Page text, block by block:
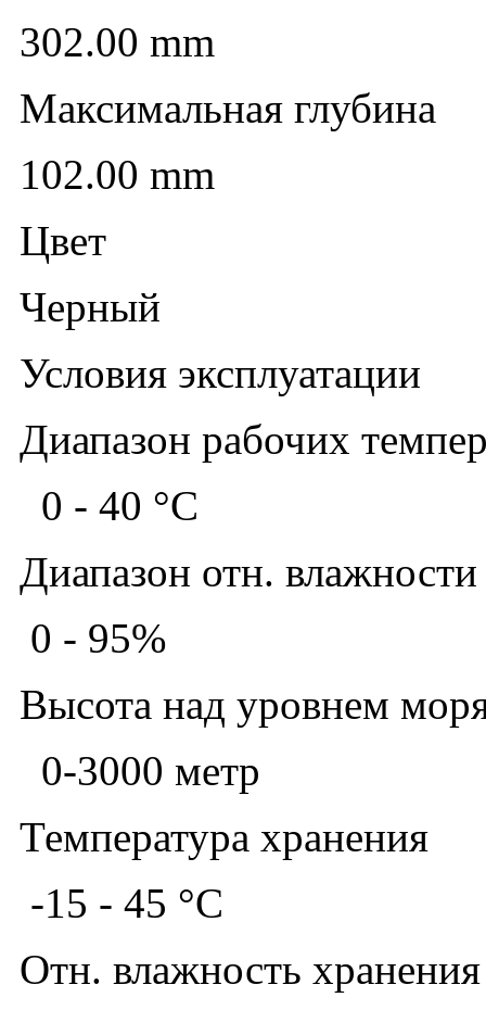
302.00 mm
Максимальная глубина
102.00 mm
Цвет
Черный
Условия эксплуатации
Диапазон рабочих
0 - 40 °C
Диапазон отн. влажности
0 - 95%
Высота над уровнем
0-3000 метр
Температура хранения
-15 - 45 °C
Отн. влажность хранения